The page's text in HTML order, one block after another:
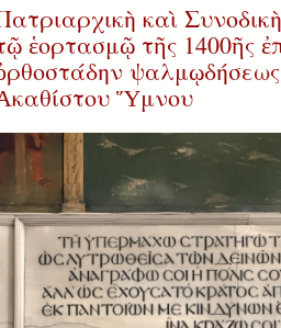
καὶ
ἑορτασμῷ τῆς 1400ῆς
Ὕμνου